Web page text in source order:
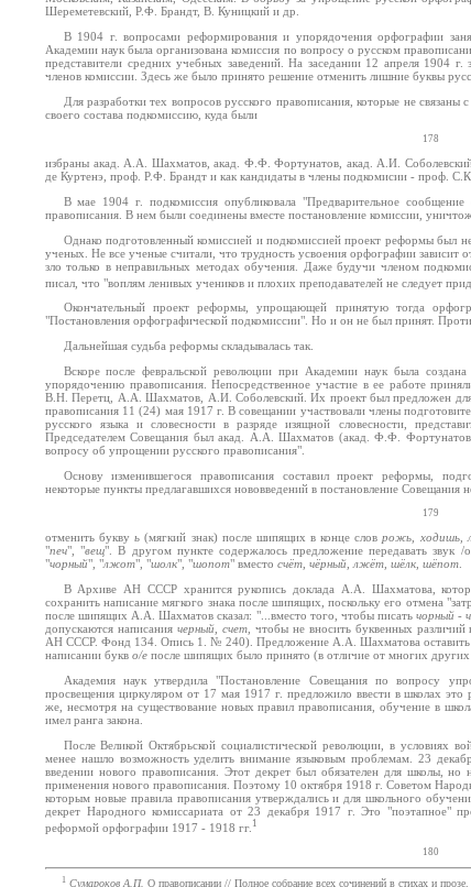
Шереметевский, Р.Ф. Брандт, В. Куницкий и др.
В 1904 г. вопросами реформирования и упорядочения орфографии
Академии наук была организована комиссия по вопросу о русском
представители средних учебных заведений. На заседании 12 апреля 1904 г.
членов комиссии. Здесь же было принято решение отменить лишние буквы
Для разработки тех вопросов русского правописания, которые не
своего состава подкомиссию, куда были
178
избраны акад. А.А. Шахматов, акад. Ф.Ф. Фортунатов, акад. А.И.
де Куртенэ, проф. Р.Ф. Брандт и как кандидаты в члены подкомисии - проф.
В мае 1904 г. подкомиссия опубликовала "Предварительное
правописания. В нем были соединены вместе постановление комиссии,
Однако подготовленный комиссией и подкомиссией проект реформы был
ученых. Не все ученые считали, что трудность усвоения орфографии
зло только в неправильных методах обучения. Даже будучи членом
писал, что "воплям ленивых учеников и плохих преподавателей не следует
Окончательный проект реформы, упрощающей принятую тогда
"Постановления орфографической подкомиссии". Но и он не был принят.
Дальнейшая судьба реформы складывалась так.
Вскоре после февральской революции при Академии наук была создана
упорядочению правописания. Непосредственное участие в ее работе
В.Н. Перетц, А.А. Шахматов, А.И. Соболевский. Их проект был предложен
правописания 11 (24) мая 1917 г. В совещании участвовали члены
русского языка и словесности в разряде изящной словесности,
Председателем Совещания был акад. А.А. Шахматов (акад. Ф.Ф.
вопросу об упрощении русского правописания".
Основу изменившегося правописания составил проект реформы,
некоторые пункты предлагавшихся нововведений в постановление Совещания
179
отменить буквуь (мягкий знак) после шипящих в конце словрожь, ходишь,
"печ", "вещ". В другом пункте содержалось предложение передавать звук
"чорный", "лжот", "шолк", "шопот" вместо счёт, чёрный, лжёт, шёлк, шёпот
В Архиве АН СССР хранится рукопись доклада А.А. Шахматова,
сохранить написание мягкого знака после шипящих, поскольку его отмена
после шипящих А.А. Шахматов сказал: "...вместо того, чтобы писать чорный -
допускаются написания черный, счет, чтобы не вносить буквенных
АН СССР. Фонд 134. Опись 1. № 240). Предложение А.А. Шахматова оставить
написании букв о/е после шипящих было принято (в отличие от многих других
Академия наук утвердила "Постановление Совещания по вопросу
просвещения циркуляром от 17 мая 1917 г. предложило ввести в школах
же, несмотря на существование новых правил правописания, обучение в
имел ранга закона.
После Великой Октябрьской социалистической революции, в условиях
менее нашло возможность уделить внимание языковым проблемам. 23
введении нового правописания. Этот декрет был обязателен для школы,
применения нового правописания. Поэтому 10 октября 1918 г. Советом
которым новые правила правописания утверждались и для школьного
декрет Народного комиссариата от 23 декабря 1917 г. Это "поэтапное"
реформой орфографии 1917 - 1918 гг. 1
180
1 Сумароков А.П. О правописании // Полное собрание всех сочинений в стихах и